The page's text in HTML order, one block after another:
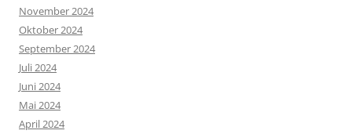
November 2024
Oktober 2024
September 2024
Juli 2024
Juni 2024
Mai 2024
April 2024